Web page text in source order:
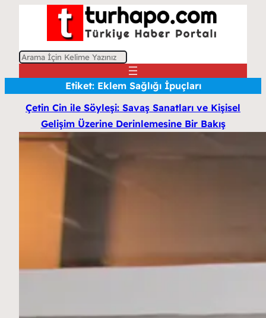
A
Etiket: Eklem Sağlığı İpuçları
Çetin Cin ile Söyleşi: Savaş Sanatları ve Kişisel
Gelişim Üzerine Derinlemesine Bir Bakış